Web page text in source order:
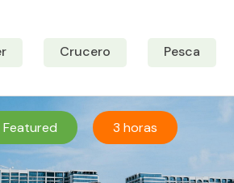
Crucero Pesca
Featured 3 horas